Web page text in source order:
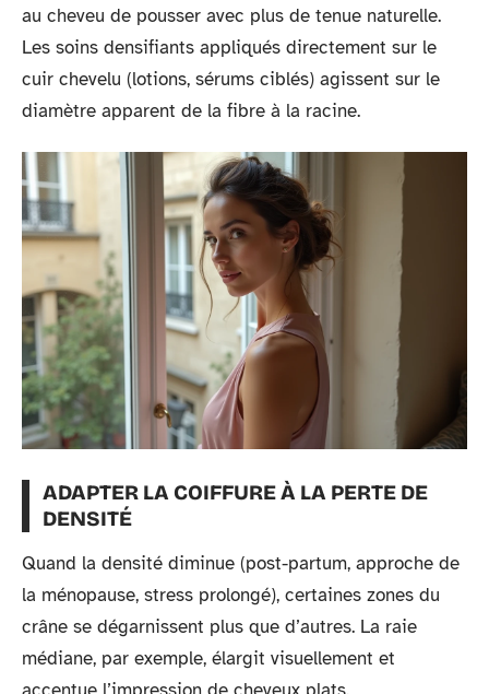
au cheveu de pousser avec plus de tenue naturelle.
Les soins densifiants appliqués directement sur le
cuir chevelu (lotions, sérums ciblés) agissent sur le
diamètre apparent de la fibre à la racine.
ADAPTER LA COIFFURE À LA PERTE DE
DENSITÉ
Quand la densité diminue (post-partum, approche de
la ménopause, stress prolongé), certaines zones du
crâne se dégarnissent plus que d’autres. La raie
médiane, par exemple, élargit visuellement et